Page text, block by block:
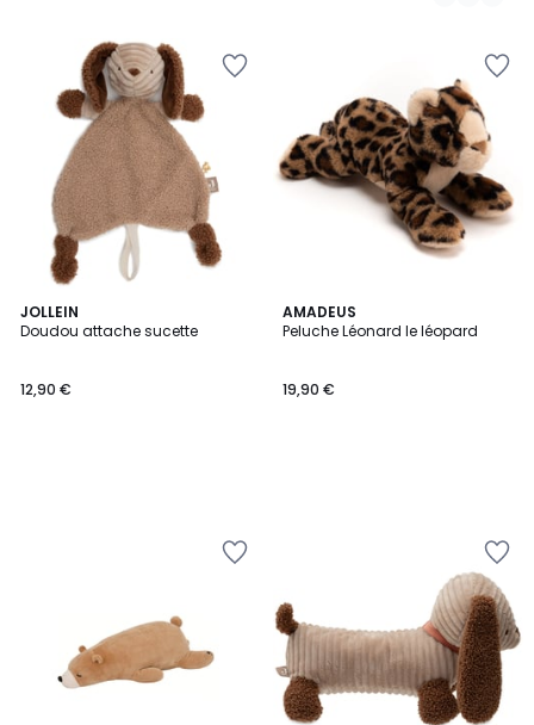
JOLLEIN
Doudou attache sucette
12,90 €
AMADEUS
Peluche Léonard le léopard
19,90 €